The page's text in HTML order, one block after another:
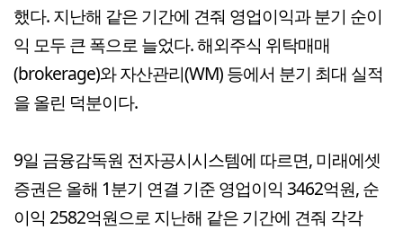
했다. 지난해 같은 기간에 견줘 영업이익과 분기 순이
익 모두 큰 폭으로 늘었다. 해외주식 위탁매매
(brokerage)와 자산관리(WM) 등에서 분기 최대 실적
을 올린 덕분이다.
9일 금융감독원 전자공시시스템에 따르면, 미래에셋
증권은 올해 1분기 연결 기준 영업이익 3462억원, 순
이익 2582억원으로 지난해 같은 기간에 견줘 각각